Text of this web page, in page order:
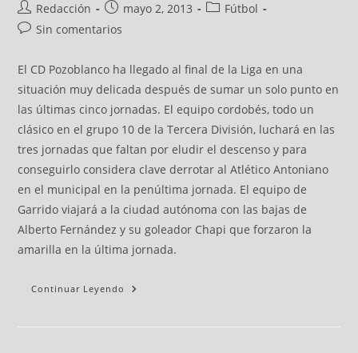
Redacción mayo 2, 2013
Fútbol
Sin comentarios
El CD Pozoblanco ha llegado al final de la Liga en una
situación muy delicada después de sumar un solo punto en
las últimas cinco jornadas. El equipo cordobés, todo un
clásico en el grupo 10 de la Tercera División, luchará en las
tres jornadas que faltan por eludir el descenso y para
conseguirlo considera clave derrotar al Atlético Antoniano
en el municipal en la penúltima jornada. El equipo de
Garrido viajará a la ciudad autónoma con las bajas de
Alberto Fernández y su goleador Chapi que forzaron la
amarilla en la última jornada.
Continuar Leyendo